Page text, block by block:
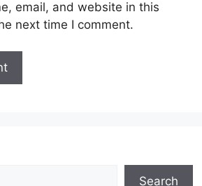
email, and website in this
next time I comment.
Search